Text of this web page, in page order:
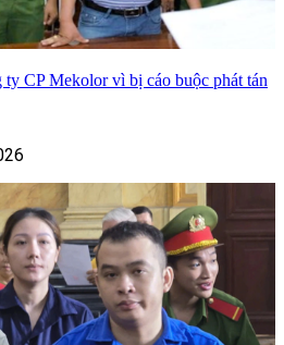
CP Mekolor vì bị cáo buộc phát tán